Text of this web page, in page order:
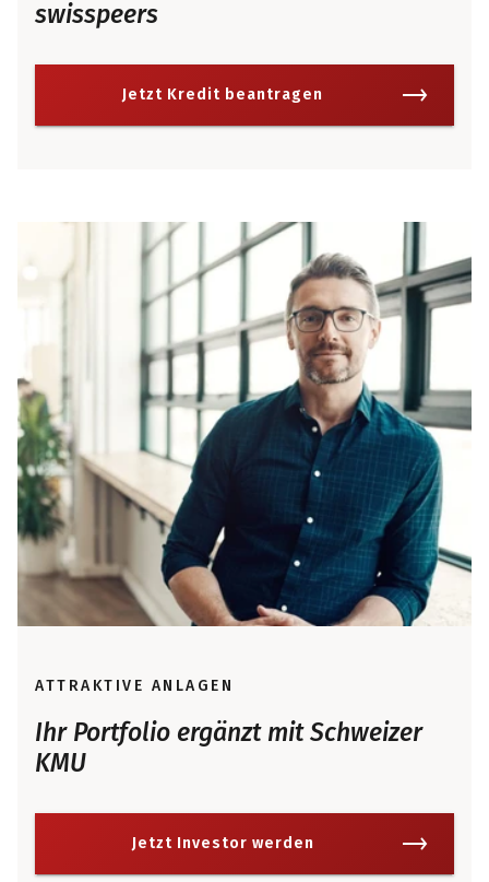
swisspeers
Jetzt Kredit beantragen
ATTRAKTIVE ANLAGEN
Ihr Portfolio ergänzt mit Schweizer
KMU
Jetzt Investor werden